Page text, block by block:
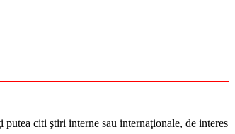
citi ştiri interne sau internaţionale, de interes